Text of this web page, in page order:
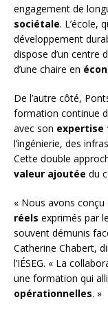
engagement de
sociétale. L’école,
développement
dispose d’un centre
d’une chaire en
De l’autre côté,
formation continue
avec son expertise
l’ingénierie, des
Cette double
valeur ajoutée du
« Nous avons
réels exprimés par
souvent démunis
Catherine Chabert,
l’IÉSEG. « La
une formation qui
opérationnelles. »